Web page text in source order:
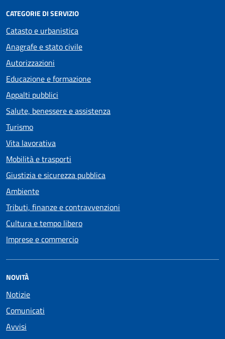
CATEGORIE DI SERVIZIO
Catasto e urbanistica
Anagrafe e stato civile
Autorizzazioni
Educazione e formazione
Appalti pubblici
Salute, benessere e assistenza
Turismo
Vita lavorativa
Mobilità e trasporti
Giustizia e sicurezza pubblica
Ambiente
Tributi, finanze e contravvenzioni
Cultura e tempo libero
Imprese e commercio
NOVITÀ
Notizie
Comunicati
Avvisi